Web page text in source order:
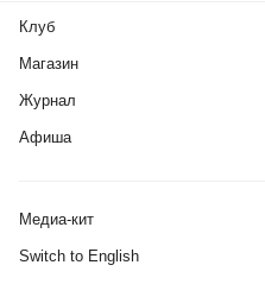
Клуб
Магазин
Журнал
Афиша
Медиа-кит
Switch to English